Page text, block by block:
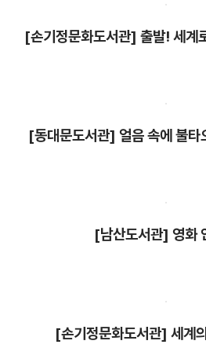
[손기정문화도서관] 출발! 세계
[동대문도서관] 얼음 속에 불타
[남산도서관] 영화
[손기정문화도서관] 세계